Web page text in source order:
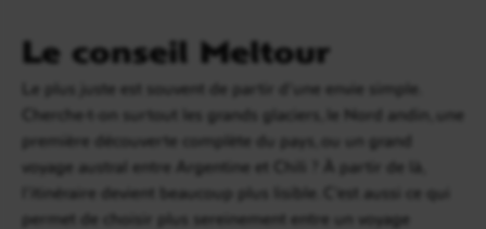
Le conseil Meltour
Le plus juste est souvent de partir d’une envie simple.
Cherche-t-on surtout les grands glaciers, le Nord andin, une
première découverte complète du pays, ou un grand
voyage austral entre Argentine et Chili ? À partir de là,
l’itinéraire devient beaucoup plus lisible. C’est aussi ce qui
permet de choisir plus sereinement entre un voyage